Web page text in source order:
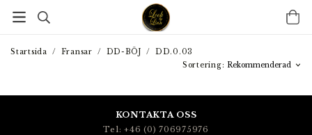
Startsida / Fransar / DD-BÖJ /
DD.0.03
Sortering:
KONTAKTA OSS
Tel: +46 (0) 706975976